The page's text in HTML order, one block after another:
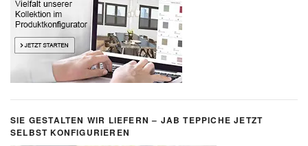
SIE GESTALTEN WIR LIEFERN – JAB TEPPICHE JETZT
SELBST KONFIGURIEREN